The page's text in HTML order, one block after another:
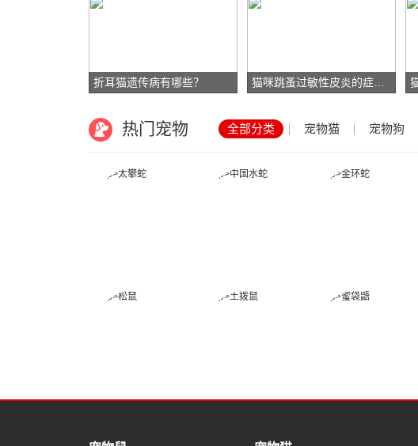
折耳猫遗传病有哪些？
热门宠物 全部分类 宠物猫 宠物狗